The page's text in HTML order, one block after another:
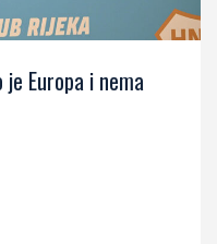
je Europa i nema